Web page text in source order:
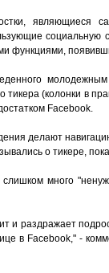
являющиеся
социальную
функциями,
(колонки в
Facebook.
делают
о тикере,
много
и раздражает
в Facebook," -